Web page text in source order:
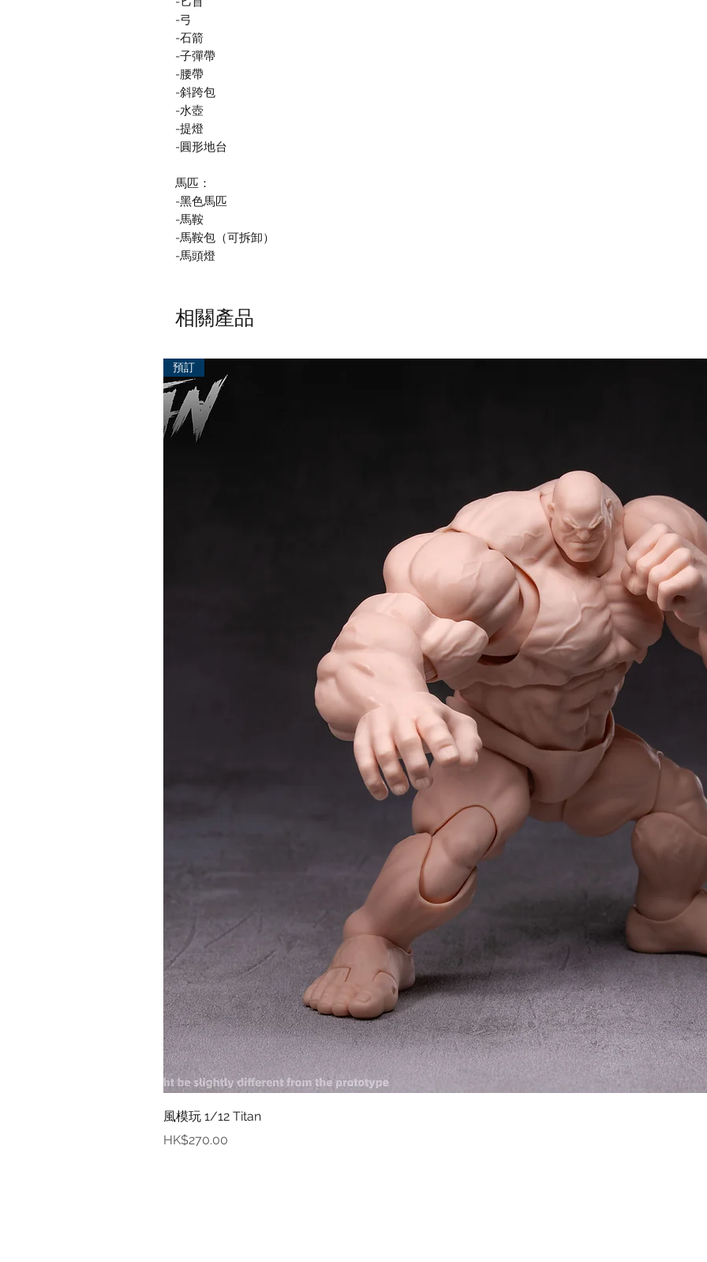
-弓
-石箭
-子彈帶
-腰帶
-斜跨包
-水壺
-提燈
-圓形地台
馬匹：
-黑色馬匹
-馬鞍
-馬鞍包（可拆卸）
-馬頭燈
相關產品
預訂
風模玩 1/12 Titan
價格
HK$270.00